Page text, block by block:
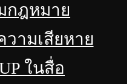
กฎหมาย
วามเสียหาย
ในสื่อ